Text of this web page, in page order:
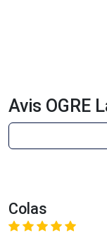
Avis OGRE
Colas